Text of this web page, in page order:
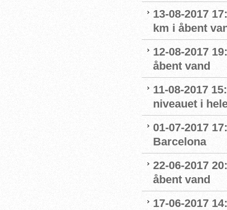
13-08-2017
km i åbent
12-08-2017
åbent vand
11-08-2017
niveauet i
01-07-2017
Barcelona
22-06-2017
åbent vand
17-06-2017